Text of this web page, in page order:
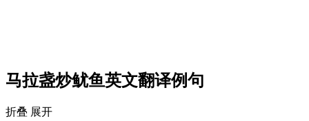
马拉盏炒鱿鱼英文翻译例句
折叠 展开